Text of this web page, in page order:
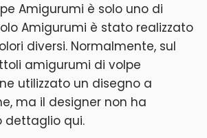
Amigurumi è solo uno di
Amigurumi è stato realizzato
diversi. Normalmente, sul
amigurumi di volpe
utilizzato un disegno a
ma il designer non ha
dettaglio qui.